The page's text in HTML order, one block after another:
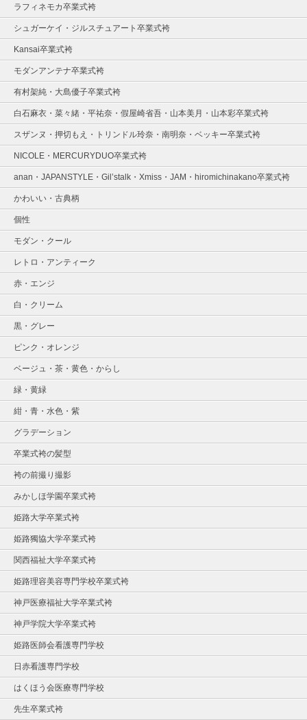
ラフィネモカ卒業式袴
シュガーケイ・ジルスチュアート卒業式袴
Kansai卒業式袴
モダンアンテナ卒業式袴
有村架純・大島優子卒業式袴
白石麻衣・菜々緒・平祐奈・假屋崎省吾・山本美月・山本彩卒業式袴
スザンヌ・押切もえ・トリンドル玲奈・南明奈・ベッキー卒業式袴
NICOLE・MERCURYDUO卒業式袴
anan・JAPANSTYLE・Gil’stalk・Xmiss・JAM・hiromichinakano卒業式袴
かわいい・古典柄
個性
モダン・クール
レトロ・アンティーク
赤・エンジ
白・クリーム
黒・グレー
ピンク・オレンジ
ベージュ・茶・黄色・からし
緑・黄緑
紺・青・水色・紫
グラデーション
卒業式袴の髪型
袴の前撮り撮影
みかしほ学園卒業式袴
姫路大学卒業式袴
姫路獨協大学卒業式袴
関西福祉大学卒業式袴
姫路理容美容専門学校卒業式袴
神戸医療福祉大学卒業式袴
神戸学院大学卒業式袴
姫路医師会看護専門学校
日赤看護専門学校
はくほう会医療専門学校
先生卒業式袴